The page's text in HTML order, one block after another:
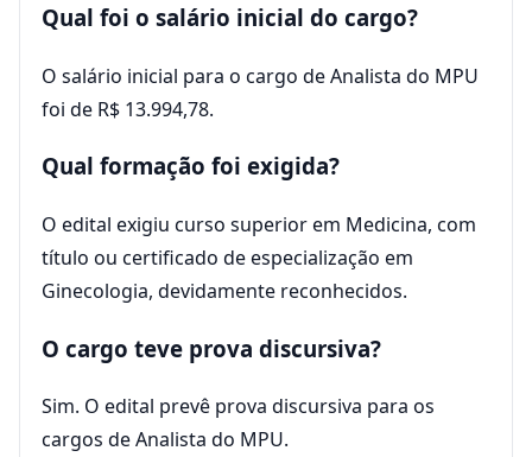
Qual foi o salário inicial do cargo?
O salário inicial para o cargo de Analista do MPU
foi de R$ 13.994,78.
Qual formação foi exigida?
O edital exigiu curso superior em Medicina, com
título ou certificado de especialização em
Ginecologia, devidamente reconhecidos.
O cargo teve prova discursiva?
Sim. O edital prevê prova discursiva para os
cargos de Analista do MPU.